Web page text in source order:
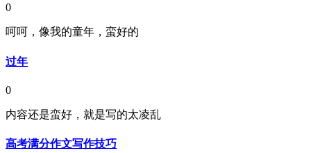
0
呵呵，像我的童年，蛮好的
过年
0
内容还是蛮好，就是写的太凌乱
高考满分作文写作技巧